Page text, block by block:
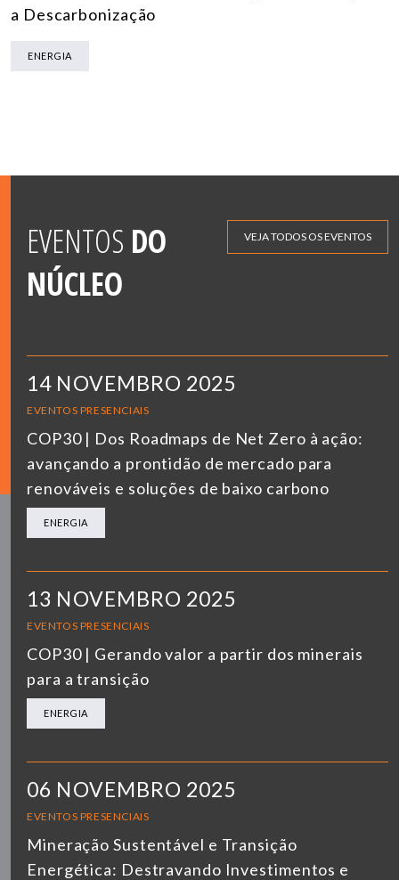
a Descarbonização
ENERGIA
EVENTOS DO
NÚCLEO
VEJA TODOS OS EVENTOS
14 NOVEMBRO 2025
EVENTOS PRESENCIAIS
COP30 | Dos Roadmaps de Net Zero à ação:
avançando a prontidão de mercado para
renováveis e soluções de baixo carbono
ENERGIA
13 NOVEMBRO 2025
EVENTOS PRESENCIAIS
COP30 | Gerando valor a partir dos minerais
para a transição
ENERGIA
06 NOVEMBRO 2025
EVENTOS PRESENCIAIS
Mineração Sustentável e Transição
Energética: Destravando Investimentos e